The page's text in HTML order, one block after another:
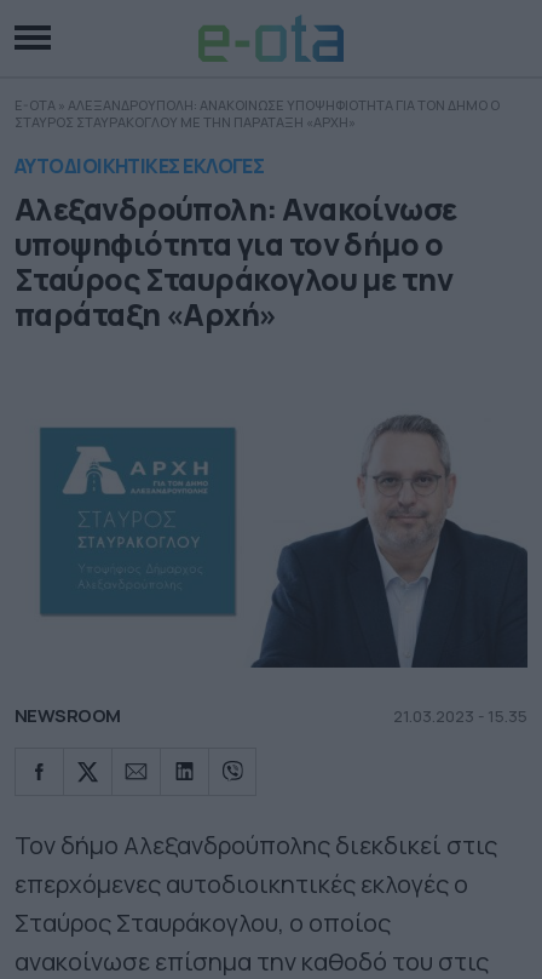
E-OTA » ΑΛΕΞΑΝΔΡΟΥΠΟΛΗ: ΑΝΑΚΟΙΝΩΣΕ ΥΠΟΨΗΦΙΟΤΗΤΑ ΓΙΑ ΤΟΝ ΔΗΜΟ Ο
ΣΤΑΥΡΟΣ ΣΤΑΥΡΑΚΟΓΛΟΥ ΜΕ ΤΗΝ ΠΑΡΑΤΑΞΗ «ΑΡΧΗ»
ΑΥΤΟΔΙΟΙΚΗΤΙΚΕΣ ΕΚΛΟΓΕΣ
Αλεξανδρούπολη: Ανακοίνωσε
υποψηφιότητα για τον δήμο ο
Σταύρος Σταυράκογλου με την
παράταξη «Αρχή»
NEWSROOM 21.03.2023 - 15.35
Τον δήμο Αλεξανδρούπολης διεκδικεί στις
επερχόμενες αυτοδιοικητικές εκλογές ο
Σταύρος Σταυράκογλου, ο οποίος
ανακοίνωσε επίσημα την καθοδό του στις